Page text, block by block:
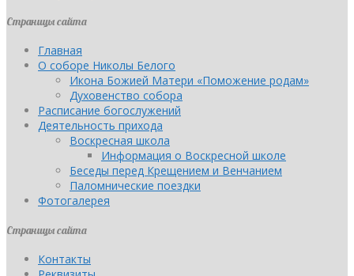
Страницы сайта
Главная
О соборе Николы Белого
Икона Божией Матери «Поможение родам»
Духовенство собора
Расписание богослужений
Деятельность прихода
Воскресная школа
Информация о Воскресной школе
Беседы перед Крещением и Венчанием
Паломнические поездки
Фотогалерея
Страницы сайта
Контакты